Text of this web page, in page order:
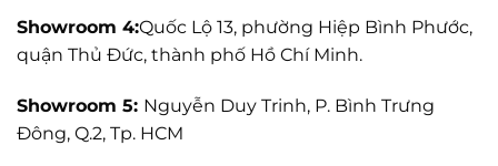
Showroom 4:Quốc Lộ 13, phường Hiệp Bình Phước,
quận Thủ Đức, thành phố Hồ Chí Minh.
Showroom 5: Nguyễn Duy Trinh, P. Bình Trưng
Đông, Q.2, Tp. HCM